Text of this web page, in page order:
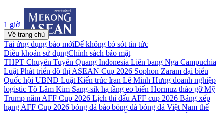
1 giờ
Về trang chủ
Tải ứng dụng báo mớiĐể không bỏ sót tin tức
Điều khoản sử dụngChính sách bảo mật
THPT Chuyên Tuyên Quang Indonesia Liên bang Nga Campuchia
Luật Phát triển đô thị ASEAN Cup 2026 Sophon Zaram đại biểu
Quốc hội UBND Luật Kiến trúc Iran Lê Minh Hưng doanh nghiệp
logistic Tô Lâm Kim Sang-sik hạ tầng eo biển Hormuz tháo gỡ Mỹ
Trump năm AFF Cup 2026 Lịch thi đấu AFF cup 2026 Bảng xếp
hạng AFF Cup 2026 bóng đá báo bóng đá bóng đá Việt Nam thể